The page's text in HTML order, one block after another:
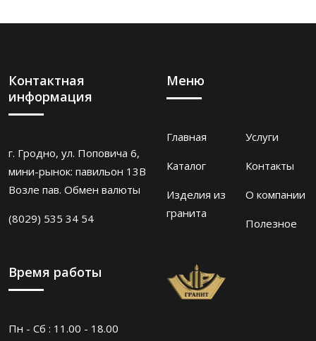
Контактная
информация
г. Гродно, ул. Поповича 6,
мини-рынок: павильон 13В
Возле пав. Обмен валюты
(8029) 535 34 54
Меню
Главная
Каталог
Изделия из
гранита
Услуги
Контакты
О компании
Полезное
Время работы
Пн - Сб : 11.00 - 18.00